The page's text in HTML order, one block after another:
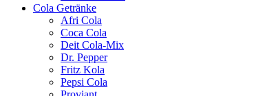
Cola Getränke
Afri Cola
Coca Cola
Deit Cola-Mix
Dr. Pepper
Fritz Kola
Pepsi Cola